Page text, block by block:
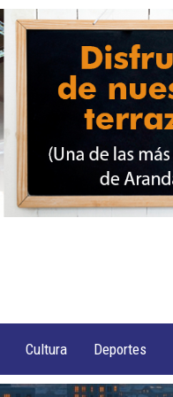
Cultura Deportes